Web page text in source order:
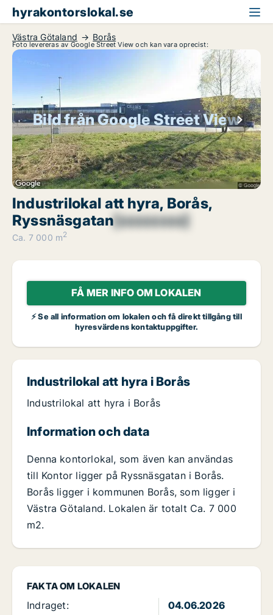
hyrakontorslokal.se
Västra Götaland Borås
Foto levereras av Google Street View och kan vara oprecist:
Bild från Google Street View
Industrilokal att hyra, Borås,
Ryssnäsgatan[xxxxxxxx]
Ca. 7 000 m2
FÅ MER INFO OM LOKALEN
⚡ Se all information om lokalen och få direkt tillgång till
hyresvärdens kontaktuppgifter.
FAKTA OM LOKALEN
Indraget:
04.06.2026
Industrilokal att hyra i Borås
Industrilokal att hyra i Borås
Information och data
Denna kontorlokal, som även kan användas
till Kontor ligger på Ryssnäsgatan i Borås.
Borås ligger i kommunen Borås, som ligger i
Västra Götaland. Lokalen är totalt Ca. 7 000
m2.